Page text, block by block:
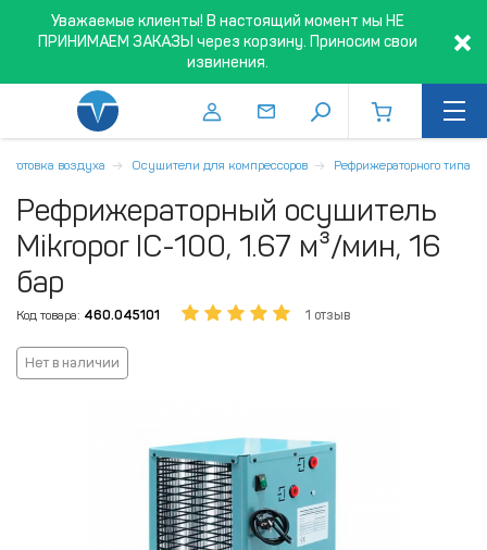
Уважаемые клиенты! В настоящий момент мы НЕ
ПРИНИМАЕМ ЗАКАЗЫ через корзину. Приносим свои
извинения.
воздуха Осушители для компрессоров Рефрижераторного типа
Рефрижераторный осушитель
Mikropor IC-100, 1.67 м³/мин, 16
бар
Код товара: 460.045101 1 отзыв
Нет в наличии